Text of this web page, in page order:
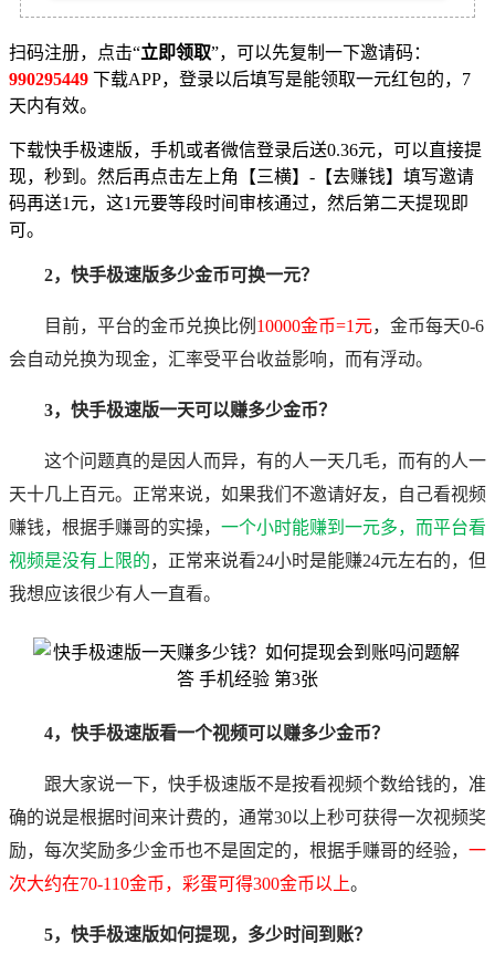
扫码注册，点击“立即领取”，可以先复制一下邀请码：
990295449 下载APP，登录以后填写是能领取一元红包的，7
天内有效。
下载快手极速版，手机或者微信登录后送0.36元，可以直接提
现，秒到。然后再点击左上角【三横】-【去赚钱】填写邀请
码再送1元，这1元要等段时间审核通过，然后第二天提现即
可。
2，快手极速版多少金币可换一元？
目前，平台的金币兑换比例 10000金币=1元，金币每天0-6
会自动兑换为现金，汇率受平台收益影响，而有浮动。
3，快手极速版一天可以赚多少金币？
这个问题真的是因人而异，有的人一天几毛，而有的人一
天十几上百元。正常来说，如果我们不邀请好友，自己看视频
赚钱，根据手赚哥的实操， 一个小时能赚到一元多，而平台看
视频是没有上限的，正常来说看24小时是能赚24元左右的，但
我想应该很少有人一直看。
4，快手极速版看一个视频可以赚多少金币？
跟大家说一下，快手极速版不是按看视频个数给钱的，准
确的说是根据时间来计费的，通常30以上秒可获得一次视频奖
励，每次奖励多少金币也不是固定的，根据手赚哥的经验， 一
次大约在70-110金币，彩蛋可得300金币以上。
5，快手极速版如何提现，多少时间到账？